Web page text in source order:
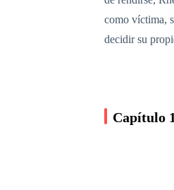
como víctima,
decidir su
Capítulo 1